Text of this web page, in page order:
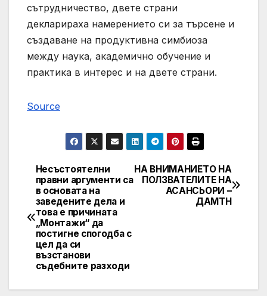
сътрудничество, двете страни
декларираха намерението си за търсене и
създаване на продуктивна симбиоза
между наука, академично обучение и
практика в интерес и на двете страни.
Source
Post
navigation
НА ВНИМАНИЕТО НА
ПОЛЗВАТЕЛИТЕ НА
АСАНСЬОРИ –
ДАМТН
Несъстоятелни
правни аргументи са
в основата на
заведените дела и
това е причината
„Монтажи“ да
постигне спогодба с
цел да си
възстанови
съдебните разходи